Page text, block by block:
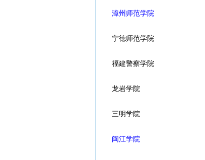
漳州师范学院
宁德师范学院
福建警察学院
龙岩学院
三明学院
闽江学院